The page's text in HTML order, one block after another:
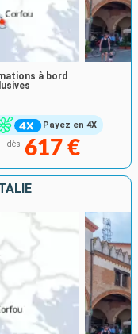
Payez en 4X
à bord
dès 617 €